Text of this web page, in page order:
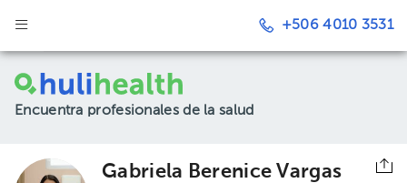
+506 4010 3531
Encuentra profesionales de la salud
Gabriela Berenice Vargas